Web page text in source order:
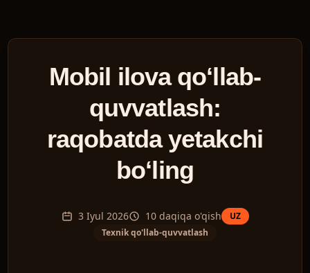
Mobil ilova qoʻllab-
quvvatlash:
raqobatda yetakchi
boʻling
3 Iyul 2026 10 daqiqa o'qish
UZ
Texnik qo'llab-quvvatlash